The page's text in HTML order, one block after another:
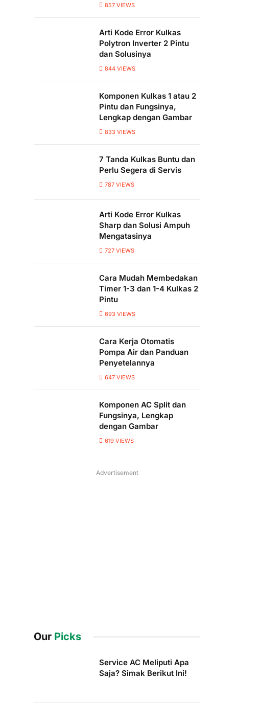
857 VIEWS
Arti Kode Error Kulkas
Polytron Inverter 2 Pintu
dan Solusinya
844 VIEWS
Komponen Kulkas 1 atau 2
Pintu dan Fungsinya,
Lengkap dengan Gambar
833 VIEWS
7 Tanda Kulkas Buntu dan
Perlu Segera di Servis
787 VIEWS
Arti Kode Error Kulkas
Sharp dan Solusi Ampuh
Mengatasinya
727 VIEWS
Cara Mudah Membedakan
Timer 1-3 dan 1-4 Kulkas 2
Pintu
693 VIEWS
Cara Kerja Otomatis
Pompa Air dan Panduan
Penyetelannya
647 VIEWS
Komponen AC Split dan
Fungsinya, Lengkap
dengan Gambar
619 VIEWS
Advertisement
Our Picks
Service AC Meliputi Apa
Saja? Simak Berikut Ini!